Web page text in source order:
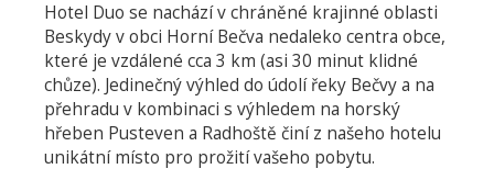
Hotel Duo se nachází v chráněné krajinné oblasti
Beskydy v obci Horní Bečva nedaleko centra obce,
které je vzdálené cca 3 km (asi 30 minut klidné
chůze). Jedinečný výhled do údolí řeky Bečvy a na
přehradu v kombinaci s výhledem na horský
hřeben Pusteven a Radhoště činí z našeho hotelu
unikátní místo pro prožití vašeho pobytu.